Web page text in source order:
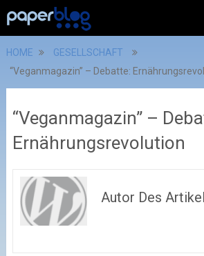
HOME
GESELLSCHAFT
“Veganmagazin” – Debatte:
“Veganmagazin” –
Ernährungsrevolution
Autor Des